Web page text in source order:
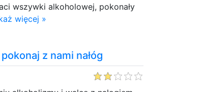
wszywki alkoholowej, pokonały
więcej »
z nami nałóg